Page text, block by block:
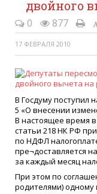
двойного
0 877
17 ФЕВРАЛЯ 2010
В Госдуму поступил
5 «О внесении
В настоящее время в
статьи 218 НК РФ
по НДФЛ
пре¬доставляется
за каждый месяц
При этом по
родителями)